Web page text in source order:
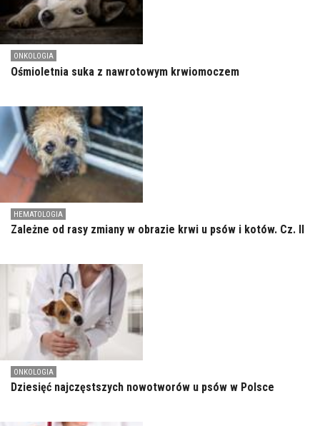
ONKOLOGIA
Ośmioletnia suka z nawrotowym krwiomoczem
HEMATOLOGIA
Zależne od rasy zmiany w obrazie krwi u psów i kotów. Cz. II
ONKOLOGIA
Dziesięć najczęstszych nowotworów u psów w Polsce